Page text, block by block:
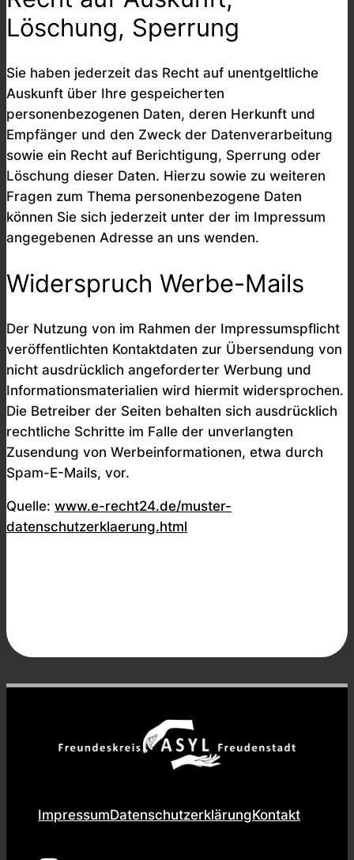
Löschung, Sperrung
Sie haben jederzeit das Recht auf unentgeltliche
Auskunft über Ihre gespeicherten
personenbezogenen Daten, deren Herkunft und
Empfänger und den Zweck der Datenverarbeitung
sowie ein Recht auf Berichtigung, Sperrung oder
Löschung dieser Daten. Hierzu sowie zu weiteren
Fragen zum Thema personenbezogene Daten
können Sie sich jederzeit unter der im Impressum
angegebenen Adresse an uns wenden.
Widerspruch Werbe-Mails
Der Nutzung von im Rahmen der Impressumspflicht
veröffentlichten Kontaktdaten zur Übersendung von
nicht ausdrücklich angeforderter Werbung und
Informationsmaterialien wird hiermit widersprochen.
Die Betreiber der Seiten behalten sich ausdrücklich
rechtliche Schritte im Falle der unverlangten
Zusendung von Werbeinformationen, etwa durch
Spam-E-Mails, vor.
Quelle: www.e-recht24.de/muster-
datenschutzerklaerung.html
ImpressumDatenschutzerklärungKontakt